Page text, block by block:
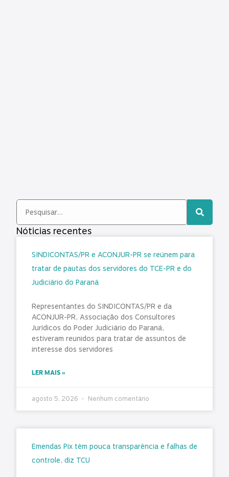
Nóticias recentes
SINDICONTAS/PR e ACONJUR-PR se reúnem para
tratar de pautas dos servidores do TCE-PR e do
Judiciário do Paraná
Representantes do SINDICONTAS/PR e da
ACONJUR-PR, Associação dos Consultores
Jurídicos do Poder Judiciário do Paraná,
estiveram reunidos para tratar de assuntos de
interesse dos servidores
LER MAIS »
agosto 5, 2026 Nenhum comentário
Emendas Pix têm pouca transparência e falhas de
controle, diz TCU